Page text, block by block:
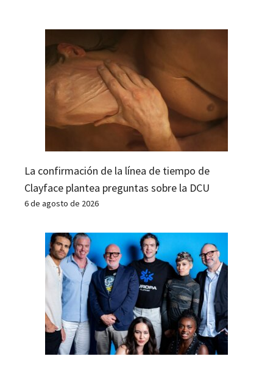
La confirmación de la línea de tiempo de
Clayface plantea preguntas sobre la DCU
6 de agosto de 2026